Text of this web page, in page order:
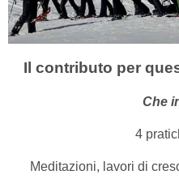
Il contributo per
Che
4
Meditazioni, lavori di